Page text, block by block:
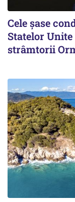
Cele șase
Statelor
strâmtorii